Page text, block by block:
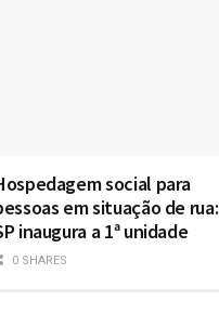
social para
em situação de rua:
inaugura a 1ª unidade
0 SHARES